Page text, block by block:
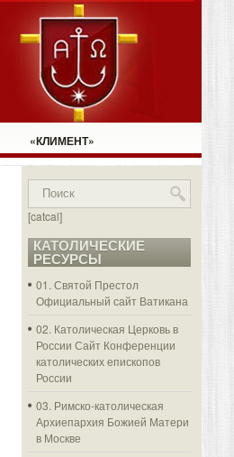
«КЛИМЕНТ»
[catcal]
КАТОЛИЧЕСКИЕ
РЕСУРСЫ
01. Святой Престол
Официальный сайт Ватикана
02. Католическая Церковь в
России Сайт Конференции
католических епископов
России
03. Римско-католическая
Архиепархия Божией Матери
в Москве